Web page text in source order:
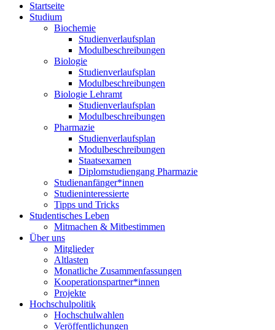
Startseite
Studium
Biochemie
Studienverlaufsplan
Modulbeschreibungen
Biologie
Studienverlaufsplan
Modulbeschreibungen
Biologie Lehramt
Studienverlaufsplan
Modulbeschreibungen
Pharmazie
Studienverlaufsplan
Modulbeschreibungen
Staatsexamen
Diplomstudiengang Pharmazie
Studienanfänger*innen
Studieninteressierte
Tipps und Tricks
Studentisches Leben
Mitmachen & Mitbestimmen
Über uns
Mitglieder
Altlasten
Monatliche Zusammenfassungen
Kooperationspartner*innen
Projekte
Hochschulpolitik
Hochschulwahlen
Veröffentlichungen